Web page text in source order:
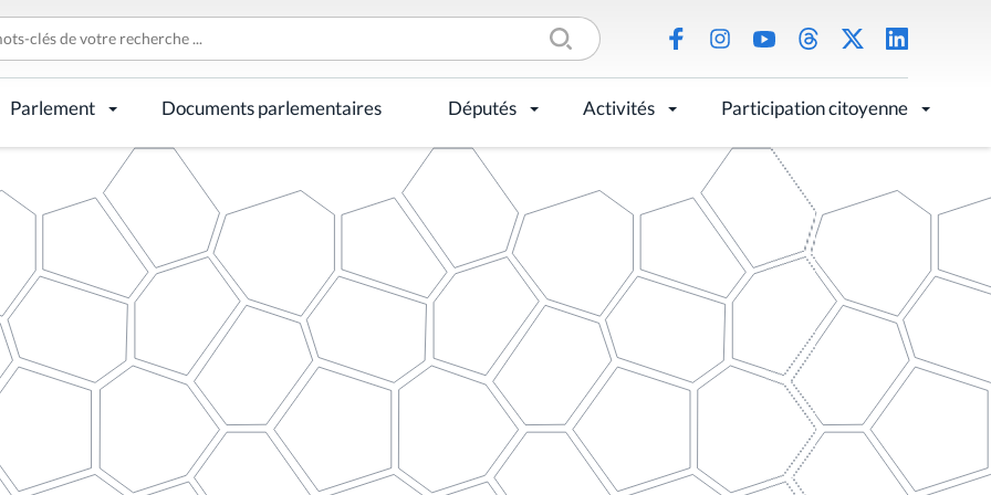
Parlement Documents parlementaires Députés Activités Participation citoyenne